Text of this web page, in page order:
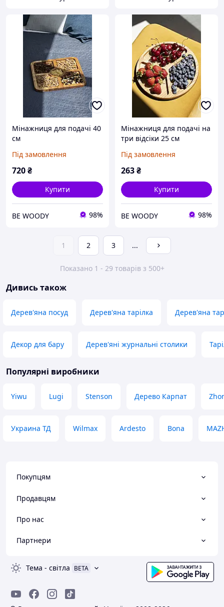
Мінажниця для подачі 40
см
Під замовлення
720₴
Купити
BE WOODY 98%
Мінажниця для подачі на
три відсіки 25 см
Під замовлення
263₴
Купити
BE WOODY 98%
1 2 3 ...
Показано 1 - 29 товарів з 500+
Дивись також
Дерев'яна посуд Дерев'яна тарілка Дерев'яна
Декор для бару Дерев'яні журнальні столики
Популярні виробники
Yiwu Lugi Stenson Дерево Карпат
Украина ТД Wilmax Ardesto Bona
Покупцям
Продавцям
Про нас
Партнери
Тема - світла BETA